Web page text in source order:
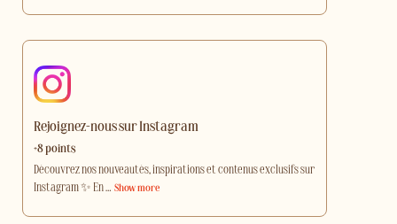
Rejoignez-nous sur Instagram
+8 points
Découvrez nos nouveautés, inspirations et contenus exclusifs sur
Instagram ✨ En… Show more